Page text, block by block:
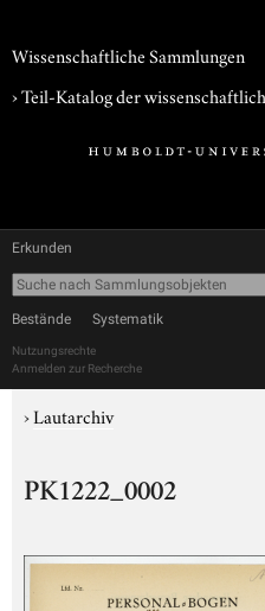
Wissenschaftliche Sammlungen
› Teil-Katalog der
Erkunden
Bestände Systematik
Nutzungsrechte
Anmelden zur Recherche
›Lautarchiv
PK1222_0002